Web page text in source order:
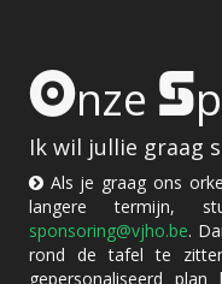
Onze S
Ik wil jullie graag
Als je graag ons
langere termijn,
sponsoring@vjho.be.
rond de tafel te
gepersonaliseerd